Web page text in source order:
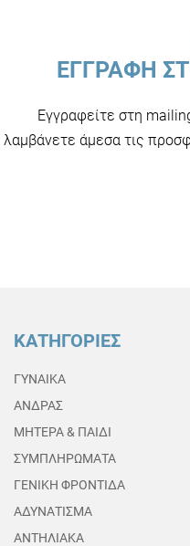
ΕΓΓΡΑΦΗ
Εγγραφείτε στη
λαμβάνετε άμεσα τις
ΚΑΤΗΓΟΡΙΕΣ
ΓΥΝΑΙΚΑ
ΑΝΔΡΑΣ
ΜΗΤΕΡΑ & ΠΑΙΔΙ
ΣΥΜΠΛΗΡΩΜΑΤΑ
ΓΕΝΙΚΗ ΦΡΟΝΤΙΔΑ
ΑΔΥΝΑΤΙΣΜΑ
ΑΝΤΗΛΙΑΚΑ